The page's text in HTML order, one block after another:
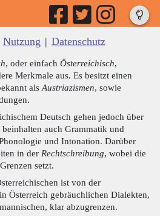
Nutzung | Datenschutz
, oder einfach Österreichisch,
Merkmale aus. Es besitzt einen
als Austriazismen, sowie
Deutsch gehen jedoch über
auch Grammatik und
und Intonation. Darüber
in der Rechtschreibung, wobei die
setzt.
ist von der
Österreich gebräuchlichen Dialekten,
klar abzugrenzen.